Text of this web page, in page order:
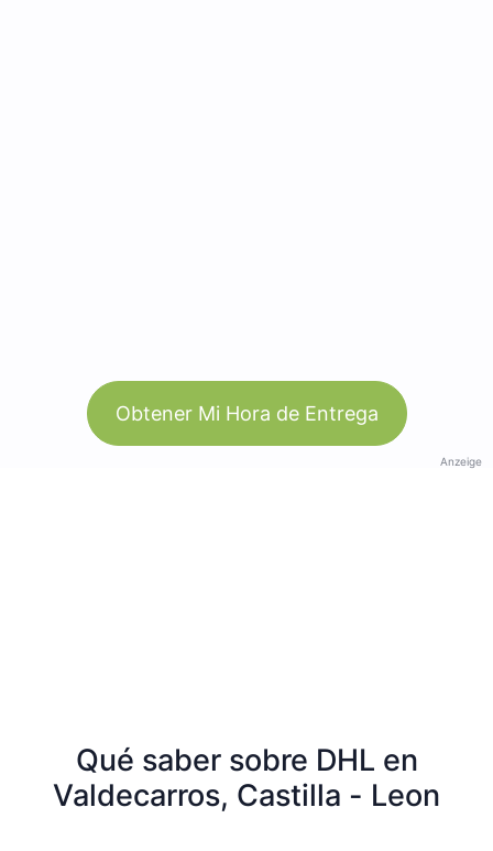
Obtener Mi Hora de Entrega
Anzeige
Qué saber sobre DHL en
Valdecarros, Castilla - Leon